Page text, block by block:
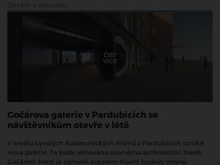
Gočárova galerie v Pardubicích se
návštěvníkům otevře v létě
V areálu bývalých Automatických mlýnů v Pardubicích vzniká
nová galerie. Ta bude věnována slavnému architektovi Josefu
Gočárovi, který je zároveň autorem hlavní budovy mlýnů.